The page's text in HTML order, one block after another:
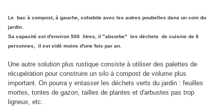
Le bac à compost, à gauche, cohabite avec les autres poubelles dans un coin du
jardin.
Sa capacité est d'environ 500 litres, il "absorbe" les déchets de cuisine de 6
personnes, il est vidé moins d'une fois par an.
Une autre solution plus rustique consiste à utiliser des palettes de
récupération pour construire un silo à compost de volume plus
important. On pourra y entasser les déchets verts du jardin : feuilles
mortes, tontes de gazon, tailles de plantes et d'arbustes pas trop
ligneux, etc.